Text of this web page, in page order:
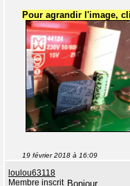
Pour agrandir l'image,
19 février 2018 à 16:09
loulou63118
Membre inscrit Bonjour.